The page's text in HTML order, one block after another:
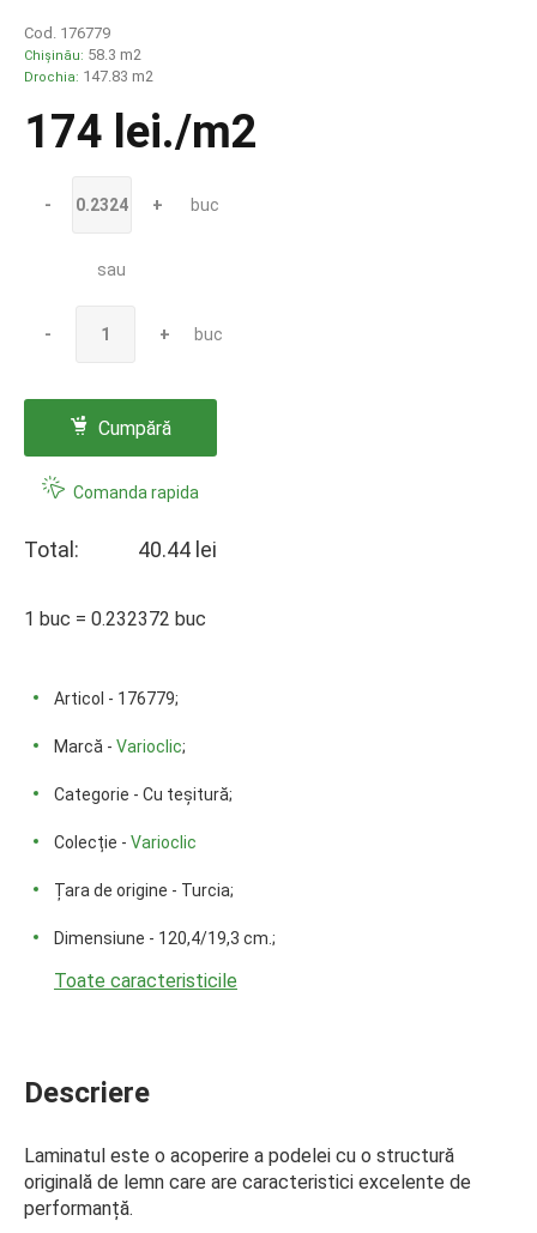
Cod. 176779
Chișinău: 58.3 m2
Drochia: 147.83 m2
174 lei./m2
- + buc
sau
- + buc
Cumpără
Comanda rapida
Total: 40.44 lei
1 buc = 0.232372 buc
Articol - 176779;
Marcă - Varioclic;
Categorie - Cu teșitură;
Colecție - Varioclic
Țara de origine - Turcia;
Dimensiune - 120,4/19,3 cm.;
Toate caracteristicile
Descriere
Laminatul este o acoperire a podelei cu o structură
originală de lemn care are caracteristici excelente de
performanță.